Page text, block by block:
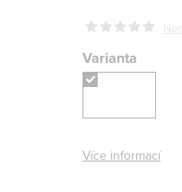
Varianta
Více informací